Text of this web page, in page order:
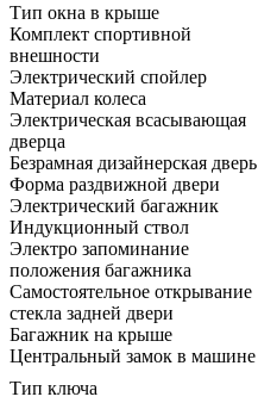
Тип окна в крыше
Комплект спортивной
внешности
Электрический спойлер
Материал колеса
Электрическая всасывающая
дверца
Безрамная дизайнерская дверь
Форма раздвижной двери
Электрический багажник
Индукционный ствол
Электро запоминание
положения багажника
Самостоятельное открывание
стекла задней двери
Багажник на крыше
Центральный замок в машине
Тип ключа